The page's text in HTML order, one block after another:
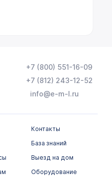
+7 (800) 551-16-09
+7 (812) 243-12-52
info@e-m-l.ru
Контакты
База знаний
Выезд на дом
Оборудование